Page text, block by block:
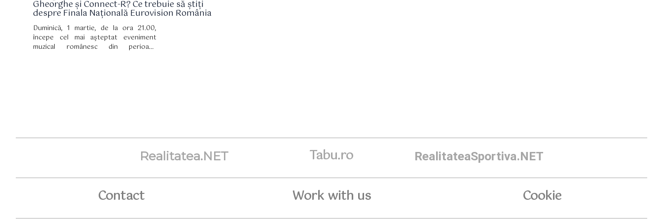
Gheorghe și Connect-R? Ce trebuie să știți
despre Finala Națională Eurovision România
Duminică, 1 martie, de la ora 21.00,
începe cel mai aşteptat eveniment
muzical românesc din perioada
Realitatea.NET Tabu.ro RealitateaSportiva.NET
Contact Work with us Cookie